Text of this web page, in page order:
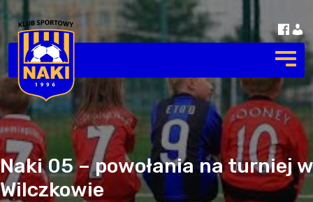
Naki 05 – powołania na turniej w
Wilczkowie